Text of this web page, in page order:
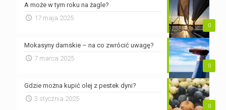
0
A może w tym roku na żagle?
17 maja 2025
0
Mokasyny damskie – na co zwrócić uwagę?
7 marca 2025
0
Gdzie można kupić olej z pestek dyni?
3 stycznia 2025